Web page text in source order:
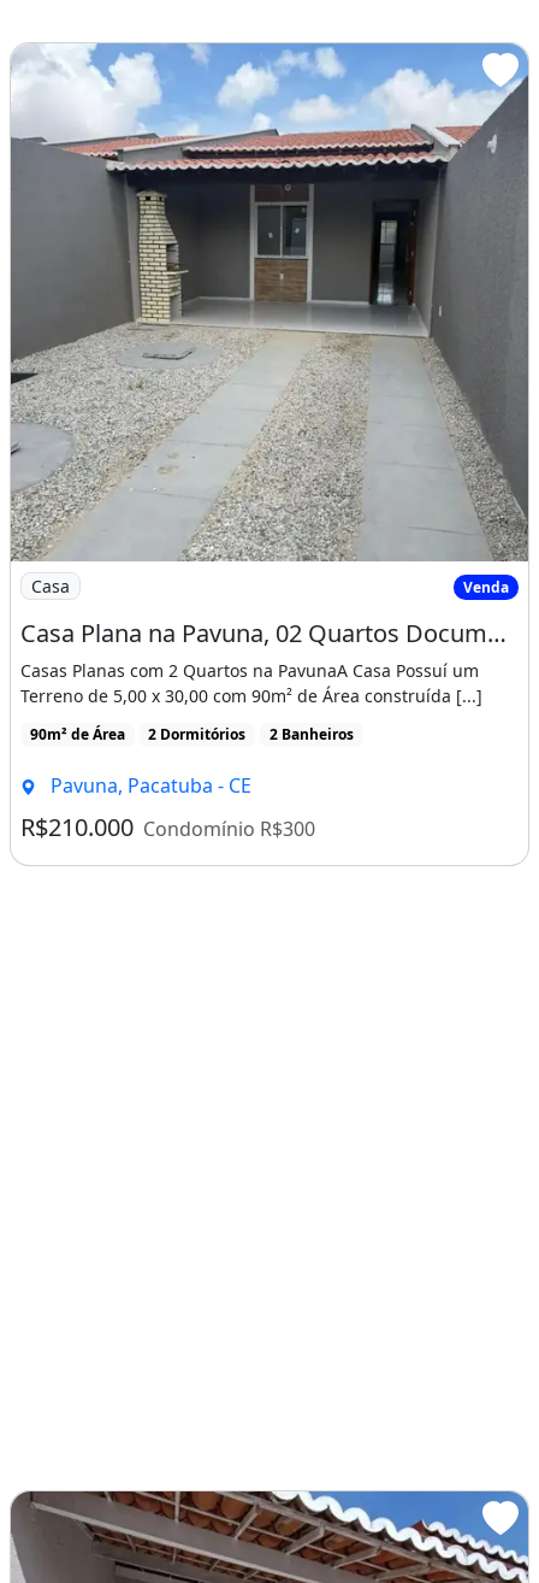
Imagem: Casa Plana na Pavuna, 02 Quartos
Casa Venda
Casa Plana na Pavuna, 02 Quartos Documentação Gratis! Cód. 1D158Si
Casas Planas com 2 Quartos na PavunaA Casa Possuí um
Terreno de 5,00 x 30,00 com 90m² de Área construída [...]
90m² de Área 2 Dormitórios 2 Banheiros
Pavuna, Pacatuba - CE
R$210.000 Condomínio R$300